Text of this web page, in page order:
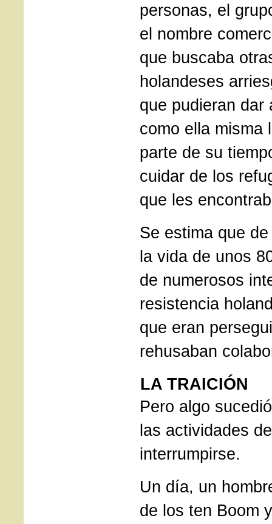
personas, el
el nombre
que buscaba
holandeses
que pudieran dar
como ella misma
parte de su
cuidar de los
que les
Se estima que
la vida de unos
de numerosos
resistencia
que eran
rehusaban
LA TRAICIÓN
Pero algo
las actividades
interrumpirse.
Un día, un
de los ten Boom